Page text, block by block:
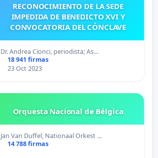
RECONOCIMIENTO DE LA SEDE
IMPEDIDA DE BENEDICTO XVI Y
CONVOCATORIA DEL CÓNCLAVE
Dr. Andrea Cionci, periodista; As…
18 941 firmas
23 Oct 2023
Orquesta Nacional de Bélgica
Jan Van Duffel, Nationaal Orkest …
14 788 firmas